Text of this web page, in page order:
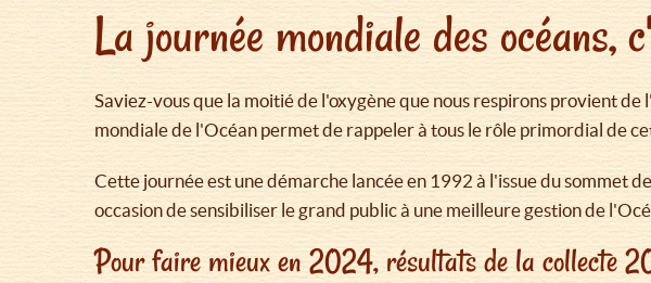
La journée mondiale des océans,
Saviez-vous que la moitié de l'oxygène que nous respirons provient
mondiale de l'Océan permet de rappeler à tous le rôle primordial de
Cette journée est une démarche lancée en 1992 à l'issue du sommet
occasion de sensibiliser le grand public à une meilleure gestion de
Pour faire mieux en 2024, résultats de la collecte